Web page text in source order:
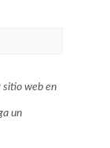
sitio web en
un